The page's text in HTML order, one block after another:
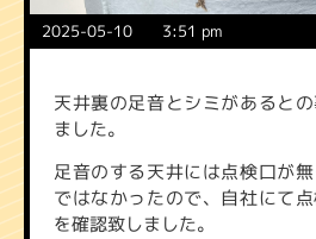
2025-05-10 3:51 pm
天井裏の足音とシミがあると
ました。
足音のする天井には点検口が
ではなかったので、自社にて
を確認致しました。